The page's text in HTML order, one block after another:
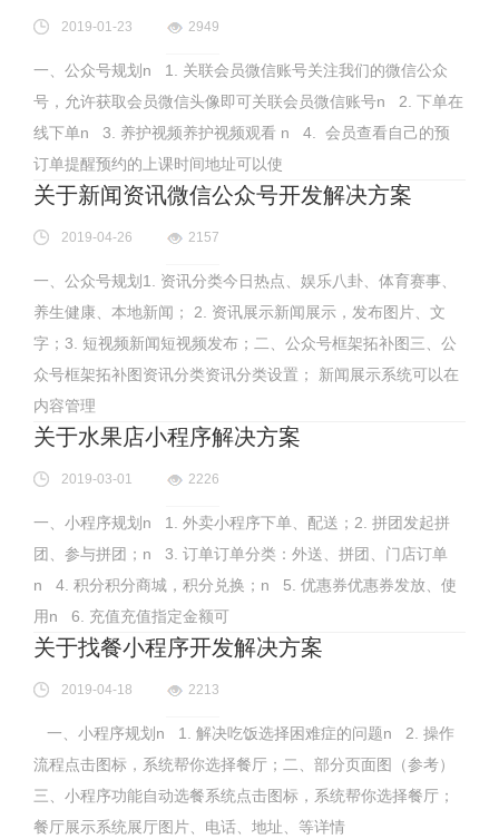
2019-01-23 2949
一、公众号规划n 1. 关联会员微信账号关注我们的微信公众
号，允许获取会员微信头像即可关联会员微信账号n 2. 下单在
线下单n 3. 养护视频养护视频观看 n 4. 会员查看自己的预
订单提醒预约的上课时间地址可以使
关于新闻资讯微信公众号开发解决方案
2019-04-26 2157
一、公众号规划1. 资讯分类今日热点、娱乐八卦、体育赛事、
养生健康、本地新闻； 2. 资讯展示新闻展示，发布图片、文
字；3. 短视频新闻短视频发布；二、公众号框架拓补图三、公
众号框架拓补图资讯分类资讯分类设置； 新闻展示系统可以在
内容管理
关于水果店小程序解决方案
2019-03-01 2226
一、小程序规划n 1. 外卖小程序下单、配送；2. 拼团发起拼
团、参与拼团；n 3. 订单订单分类：外送、拼团、门店订单
n 4. 积分积分商城，积分兑换；n 5. 优惠券优惠券发放、使
用n 6. 充值充值指定金额可
关于找餐小程序开发解决方案
2019-04-18 2213
一、小程序规划n 1. 解决吃饭选择困难症的问题n 2. 操作
流程点击图标，系统帮你选择餐厅；二、部分页面图（参考）
三、小程序功能自动选餐系统点击图标，系统帮你选择餐厅；
餐厅展示系统展厅图片、电话、地址、等详情